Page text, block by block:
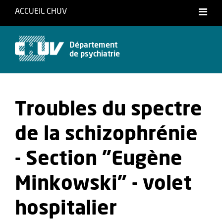
ACCUEIL CHUV
Département
de psychiatrie
Troubles du spectre
de la schizophrénie
- Section "Eugène
Minkowski" - volet
hospitalier